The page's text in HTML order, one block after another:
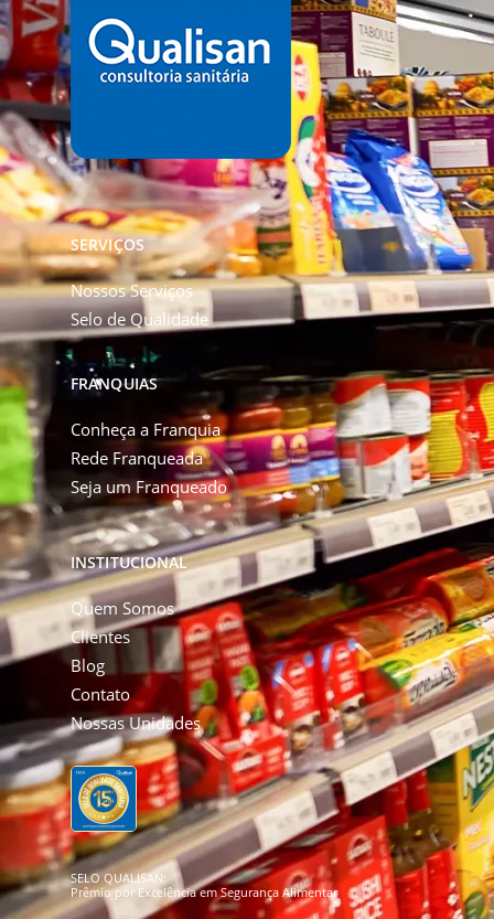
SERVIÇOS
Nossos Serviços
Selo de Qualidade
FRANQUIAS
Conheça a Franquia
Rede Franqueada
Seja um Franqueado
INSTITUCIONAL
Quem Somos
Clientes
Blog
Contato
Nossas Unidades
SELO QUALISAN:
Prêmio por Excelência em Segurança Alimentar